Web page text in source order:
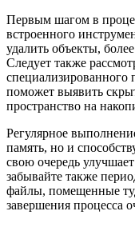
Первым шагом в
встроенного
удалить объекты,
Следует также
специализированного
поможет выявить
пространство на
Регулярное
память, но и
свою очередь
забывайте также
файлы, помещенные
завершения процесса